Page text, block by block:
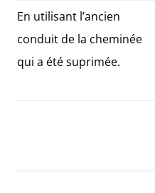
En utilisant l’ancien
conduit de la cheminée
qui a été suprimée.